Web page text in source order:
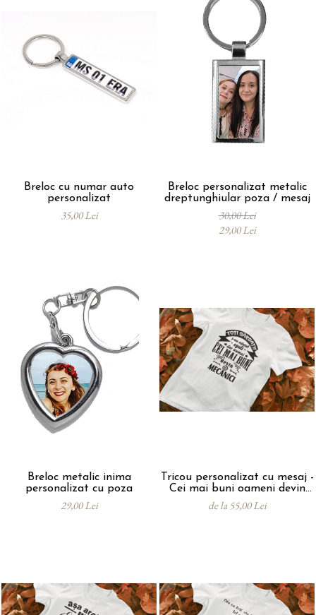
Breloc cu numar auto
personalizat
35,00 Lei
Breloc personalizat metalic
dreptunghiular poza / mesaj
30,00 Lei
29,00 Lei
Breloc metalic inima
personalizat cu poza
29,00 Lei
Tricou personalizat cu mesaj -
Cei mai buni oameni devin
mecanici
de la 55,00 Lei